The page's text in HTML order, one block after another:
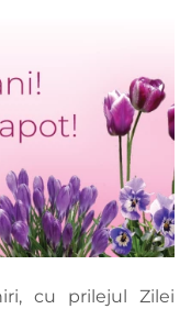
cu prilejul Zilei